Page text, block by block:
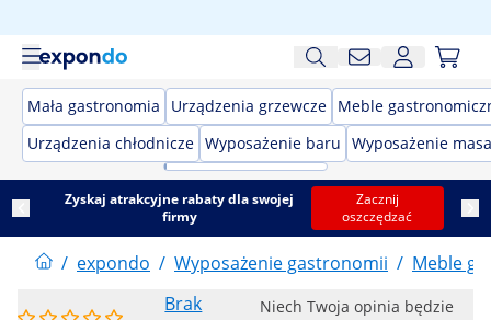
Mała gastronomia Urządzenia grzewcze Meble
Urządzenia chłodnicze Wyposażenie baru Wyposażenie
Zyskaj atrakcyjne rabaty dla swojej
firmy
Zacznij
oszczędzać
/ expondo / Wyposażenie gastronomii / Meble
Brak
Niech Twoja opinia będzie